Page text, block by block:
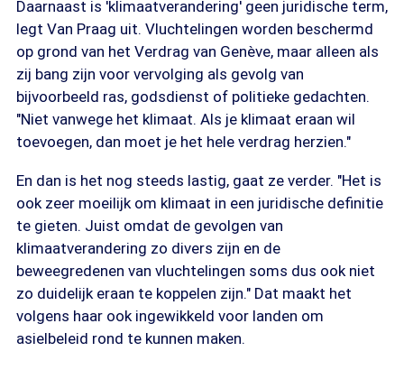
Daarnaast is 'klimaatverandering' geen juridische term,
legt Van Praag uit. Vluchtelingen worden beschermd
op grond van het Verdrag van Genève, maar alleen als
zij bang zijn voor vervolging als gevolg van
bijvoorbeeld ras, godsdienst of politieke gedachten.
"Niet vanwege het klimaat. Als je klimaat eraan wil
toevoegen, dan moet je het hele verdrag herzien."
En dan is het nog steeds lastig, gaat ze verder. "Het is
ook zeer moeilijk om klimaat in een juridische definitie
te gieten. Juist omdat de gevolgen van
klimaatverandering zo divers zijn en de
beweegredenen van vluchtelingen soms dus ook niet
zo duidelijk eraan te koppelen zijn." Dat maakt het
volgens haar ook ingewikkeld voor landen om
asielbeleid rond te kunnen maken.